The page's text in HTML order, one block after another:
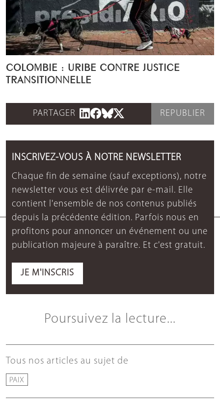
COLOMBIE : URIBE CONTRE JUSTICE
TRANSITIONNELLE
PARTAGER REPUBLIER
INSCRIVEZ-VOUS À NOTRE NEWSLETTER
Chaque fin de semaine (sauf exceptions), notre
newsletter vous est délivrée par e-mail. Elle
contient l'ensemble de nos contenus publiés
depuis la précédente édition. Parfois nous en
profitons pour annoncer un événement ou une
publication majeure à paraître. Et c'est gratuit.
JE M'INSCRIS
Poursuivez la lecture...
Tous nos articles au sujet de
PAIX